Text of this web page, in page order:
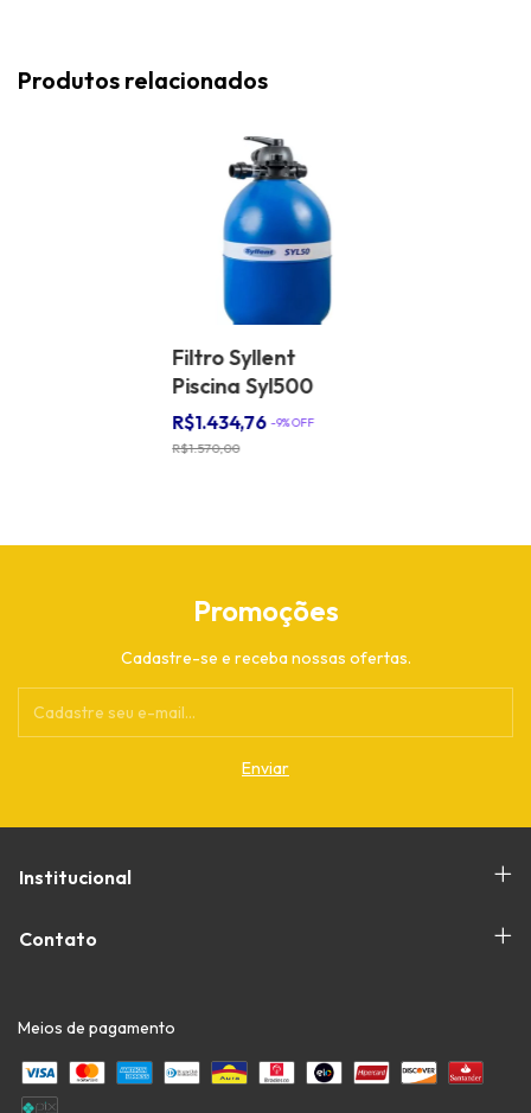
Produtos relacionados
Filtro Syllent
Piscina Syl500
R$1.434,76-9% OFF
R$1.570,00
Promoções
Cadastre-se e receba nossas ofertas.
Institucional
Contato
Meios de pagamento